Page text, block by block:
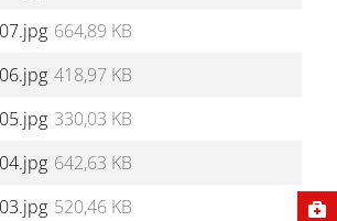
664,89 KB
418,97 KB
330,03 KB
642,63 KB
520,46 KB